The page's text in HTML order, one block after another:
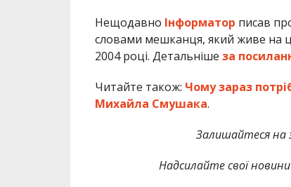
Нещодавно Інформатор писав
словами мешканця, який живе на
2004 році. Детальніше за
Читайте також: Чому зараз
Михайла Смушака.
Залишайтеся на
Надсилайте свої